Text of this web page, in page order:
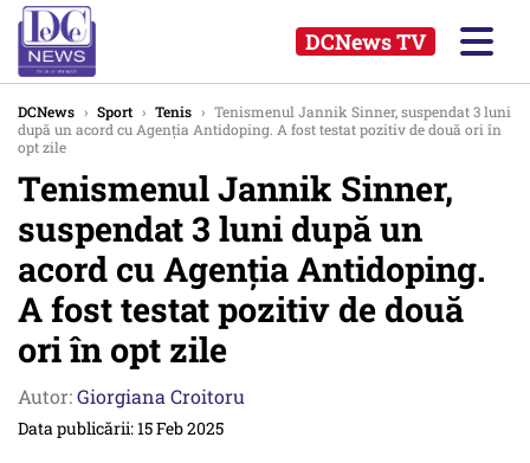
DCNews TV
DCNews › Sport › Tenis › Tenismenul Jannik Sinner, suspendat 3 luni
după un acord cu Agenţia Antidoping. A fost testat pozitiv de două ori în
opt zile
Tenismenul Jannik Sinner,
suspendat 3 luni după un
acord cu Agenţia Antidoping.
A fost testat pozitiv de două
ori în opt zile
Autor:Giorgiana Croitoru
Data publicării: 15 Feb 2025